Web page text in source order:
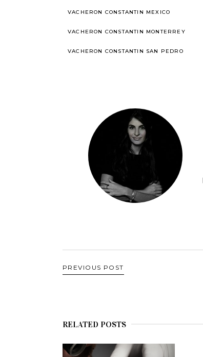
VACHERON CONSTANTIN MEXICO
VACHERON CONSTANTIN MONTERREY
VACHERON CONSTANTIN SAN PEDRO
PREVIOUS POST
RELATED POSTS